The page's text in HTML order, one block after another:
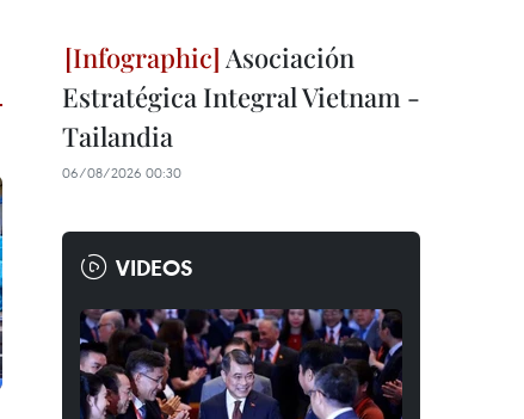
Asociación
Estratégica Integral Vietnam -
Tailandia
06/08/2026 00:30
VIDEOS